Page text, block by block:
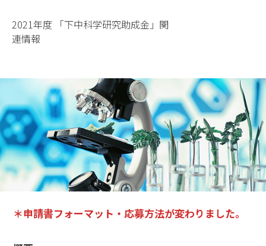
2021年度 「下中科学研究助成金」関
連情報
＊申請書フォーマット・応募方法が変わりました。